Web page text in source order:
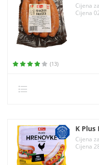
Cijena
Cijena
(13)
K Plus
Cijena
Cijena